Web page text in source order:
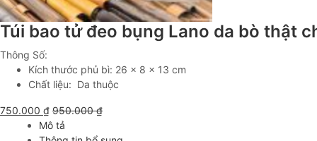
Túi bao tử đeo bụng Lano da bò thật
Thông Số:
Kích thước phủ bì: 26 x 8 x 13 cm
Chất liệu: Da thuộc
750.000 ₫ 950.000₫
Mô tả